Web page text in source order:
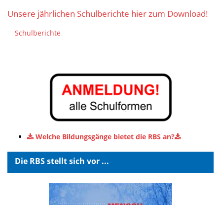
Welche Bildungsgänge bietet die RBS an?
Die RBS stellt sich vor ...
Unsere jährlichen Schulberichte hier zum Download!
Schulberichte